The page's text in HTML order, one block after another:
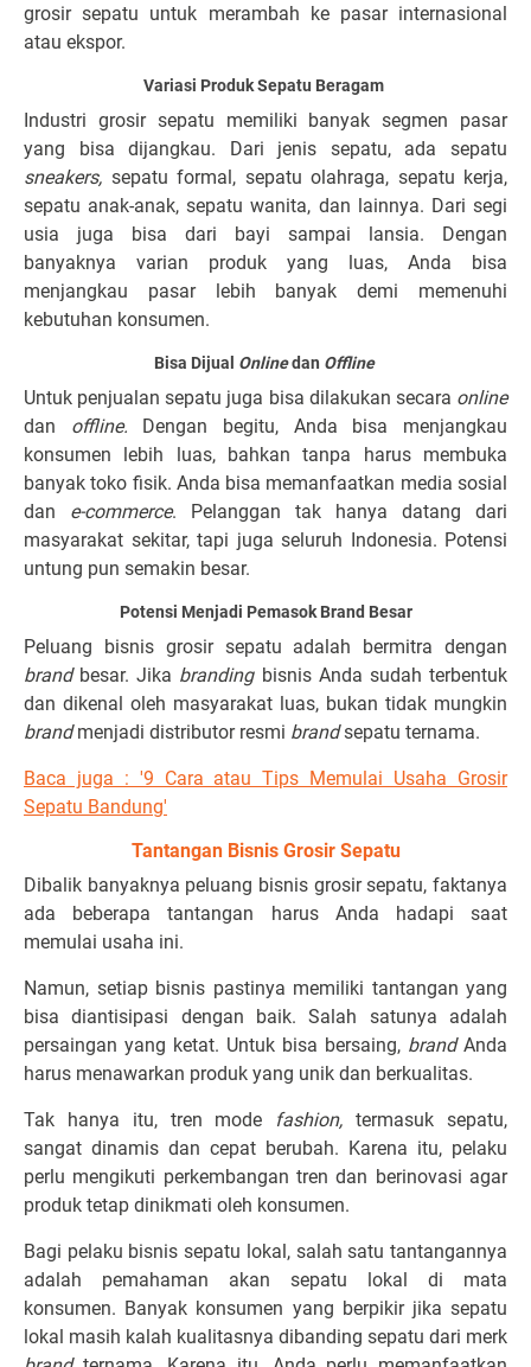
grosir sepatu untuk merambah ke pasar internasional
atau ekspor.
Variasi Produk Sepatu Beragam
Industri grosir sepatu memiliki banyak segmen pasar
yang bisa dijangkau. Dari jenis sepatu, ada sepatu
sneakers, sepatu formal, sepatu olahraga, sepatu kerja,
sepatu anak-anak, sepatu wanita, dan lainnya. Dari segi
usia juga bisa dari bayi sampai lansia. Dengan
banyaknya varian produk yang luas, Anda bisa
menjangkau pasar lebih banyak demi memenuhi
kebutuhan konsumen.
Bisa Dijual Onlinedan Offline
Untuk penjualan sepatu juga bisa dilakukan secara online
dan offline. Dengan begitu, Anda bisa menjangkau
konsumen lebih luas, bahkan tanpa harus membuka
banyak toko fisik. Anda bisa memanfaatkan media sosial
dan e-commerce. Pelanggan tak hanya datang dari
masyarakat sekitar, tapi juga seluruh Indonesia. Potensi
untung pun semakin besar.
Potensi Menjadi Pemasok Brand Besar
Peluang bisnis grosir sepatu adalah bermitra dengan
brandbesar. Jika branding bisnis Anda sudah terbentuk
dan dikenal oleh masyarakat luas, bukan tidak mungkin
brandmenjadi distributor resmi brandsepatu ternama.
Baca juga : '9 Cara atau Tips Memulai Usaha Grosir
Sepatu Bandung'
Tantangan Bisnis Grosir Sepatu
Dibalik banyaknya peluang bisnis grosir sepatu, faktanya
ada beberapa tantangan harus Anda hadapi saat
memulai usaha ini.
Namun, setiap bisnis pastinya memiliki tantangan yang
bisa diantisipasi dengan baik. Salah satunya adalah
persaingan yang ketat. Untuk bisa bersaing, brandAnda
harus menawarkan produk yang unik dan berkualitas.
Tak hanya itu, tren mode fashion,termasuk sepatu,
sangat dinamis dan cepat berubah. Karena itu, pelaku
perlu mengikuti perkembangan tren dan berinovasi agar
produk tetap dinikmati oleh konsumen.
Bagi pelaku bisnis sepatu lokal, salah satu tantangannya
adalah pemahaman akan sepatu lokal di mata
konsumen. Banyak konsumen yang berpikir jika sepatu
lokal masih kalah kualitasnya dibanding sepatu dari merk